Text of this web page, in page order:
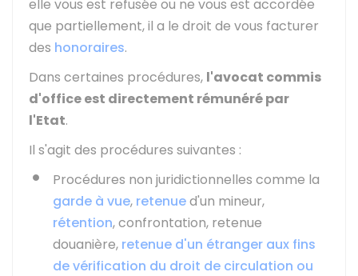
elle vous est refusée ou ne vous est accordée
que partiellement, il a le droit de vous facturer
des honoraires.
Dans certaines procédures, l'avocat commis
d'office est directement rémunéré par
l'Etat.
Il s'agit des procédures suivantes :
Procédures non juridictionnelles comme la
garde à vue, retenued'un mineur,
rétention, confrontation, retenue
douanière, retenue d'un étranger aux fins
de vérification du droit de circulation ou